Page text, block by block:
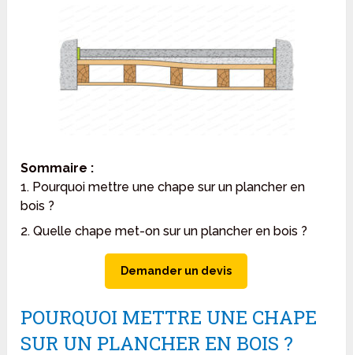
Sommaire :
1. Pourquoi mettre une chape sur un plancher en
bois ?
2. Quelle chape met-on sur un plancher en bois ?
Demander un devis
POURQUOI METTRE UNE CHAPE
SUR UN PLANCHER EN BOIS ?